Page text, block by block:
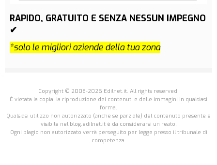
RAPIDO, GRATUITO E SENZA NESSUN IMPEGNO
✔
*solo le migliori aziende della tua zona
Copyright © 2008-2026 Edilnet.it. All rights reserved.
É vietata la copia, la riproduzione dei contenuti e delle immagini in qualsiasi
forma.
Qualsiasi utilizzo non autorizzato (anche se parziale) del contenuto presente e
visibile nel blog.edilnet.it è da considerarsi un reato.
Ogni plagio non autorizzato verrà perseguito per legge presso il tribunale di
competenza.